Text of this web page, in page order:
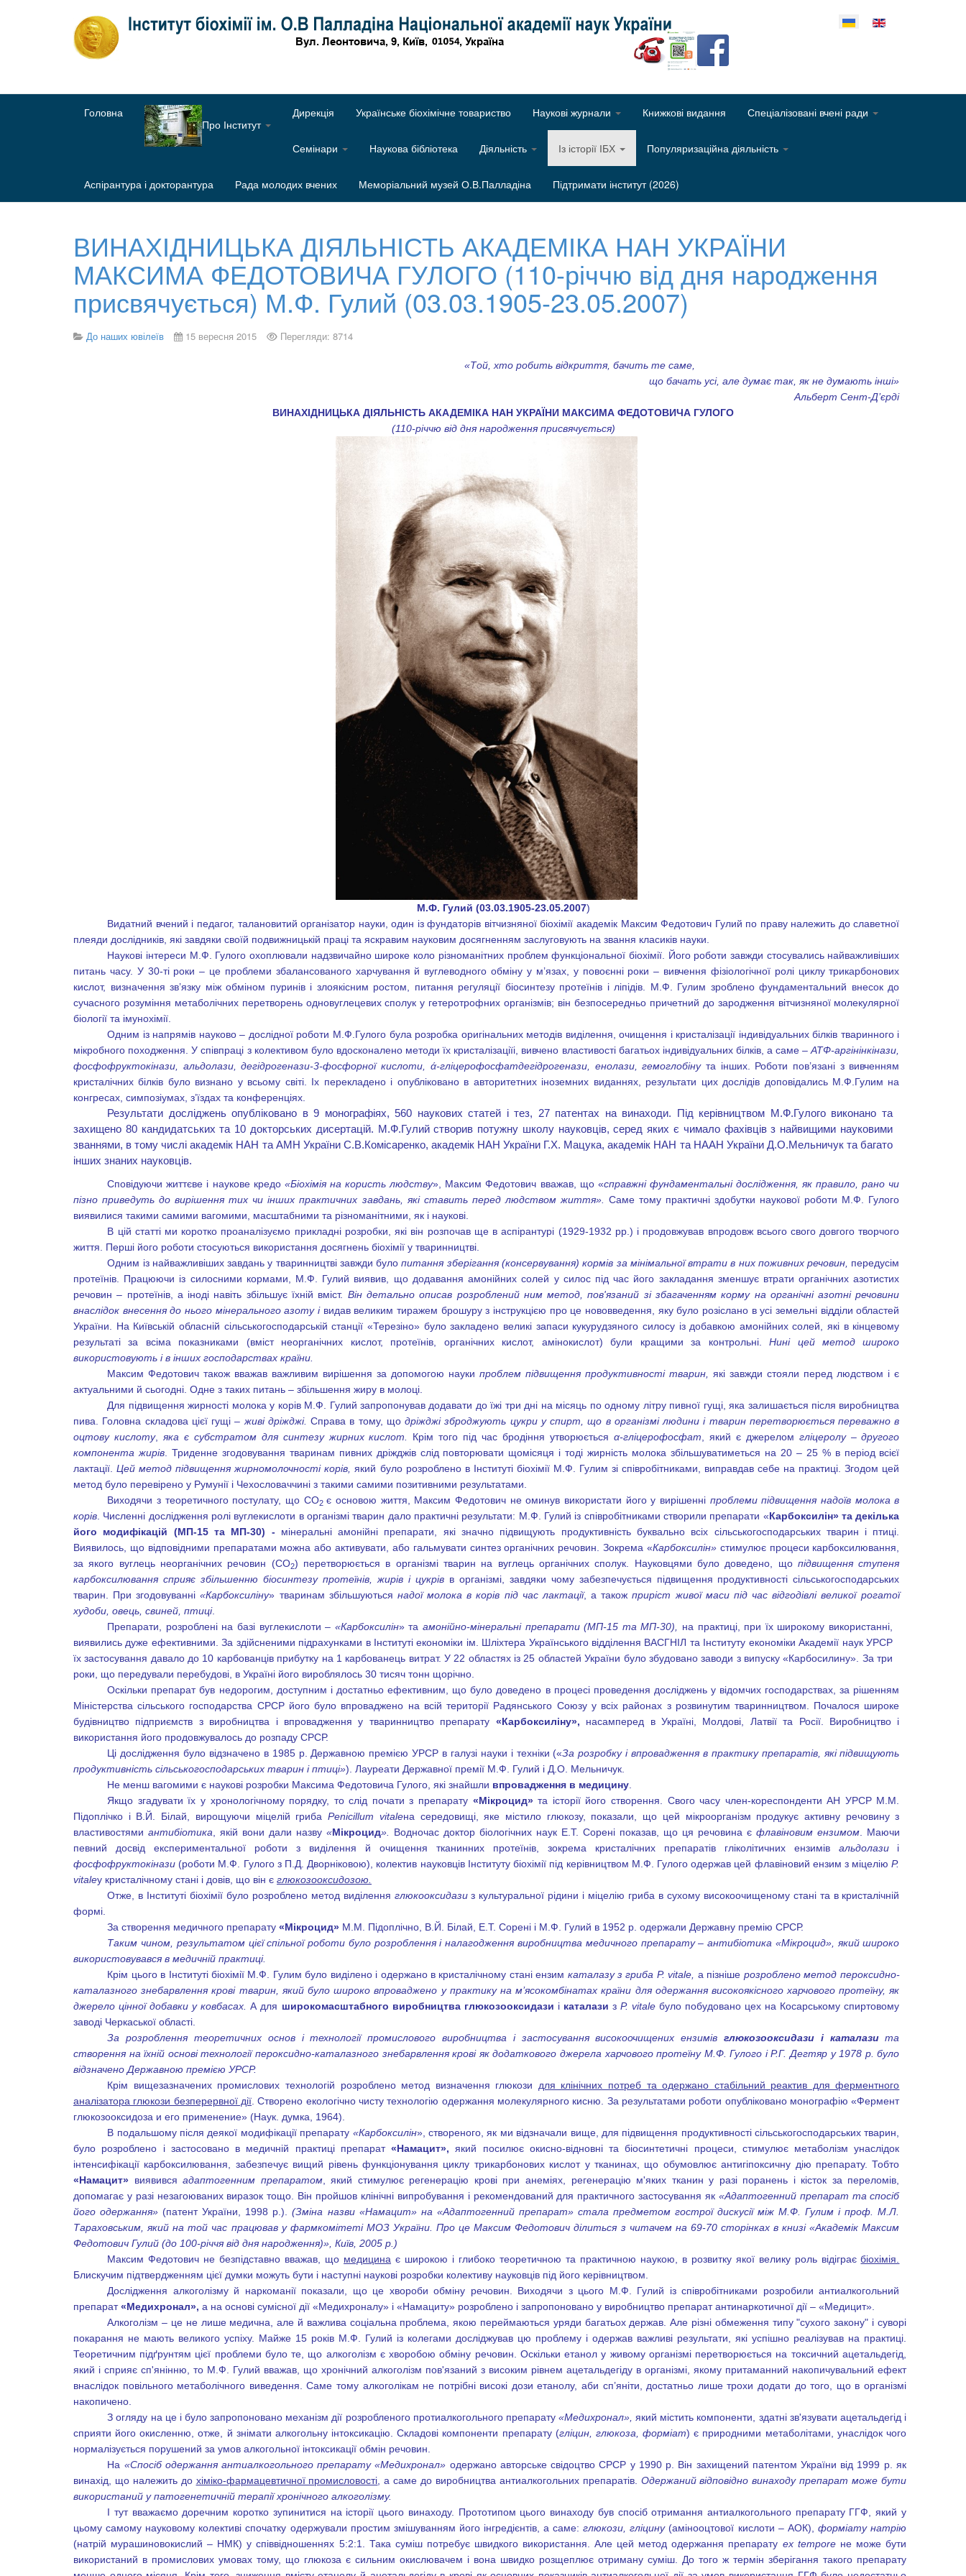
Оберіть свою мову
Головна
Про Інститут
Дирекція Українське біохімічне товариство Наукові журнали Книжкові видання Спеціалізовані вчені ради
Семінари Наукова бібліотека Діяльність Із історії ІБХ Популяризаційна діяльність
Аспірантура і докторантура Рада молодих вчених Меморіальний музей О.В.Палладіна Підтримати інститут (2026)
ВИНАХІДНИЦЬКА ДІЯЛЬНІСТЬ АКАДЕМІКА НАН УКРАЇНИ
МАКСИМА ФЕДОТОВИЧА ГУЛОГО (110-річчю від дня народження
присвячується) М.Ф. Гулий (03.03.1905-23.05.2007)
До наших ювілеїв 15 вересня 2015 Перегляди: 8714
«Той, хто робить відкриття, бачить те саме,
що бачать усі, але думає так, як не думають інші»
Альберт Сент-Д’єрді
ВИНАХІДНИЦЬКА ДІЯЛЬНІСТЬ АКАДЕМІКА НАН УКРАЇНИ МАКСИМА ФЕДОТОВИЧА ГУЛОГО
(110-річчю від дня народження присвячується)
М.Ф. Гулий (03.03.1905-23.05.2007)
Видатний вчений і педагог, талановитий організатор науки, один із фундаторів вітчизняної біохімії академік Максим Федотович Гулий по праву належить до славетної
плеяди дослідників, які завдяки своїй подвижницькій праці та яскравим науковим досягненням заслуговують на звання класиків науки.
Наукові інтереси М.Ф. Гулого охоплювали надзвичайно широке коло різноманітних проблем функціональної біохімії. Його роботи завжди стосувались найважливіших
питань часу. У 30-ті роки – це проблеми збалансованого харчування й вуглеводного обміну у м’язах, у повоєнні роки – вивчення фізіологічної ролі циклу трикарбонових
кислот, визначення зв’язку між обміном пуринів і злоякісним ростом, питання регуляції біосинтезу протеїнів і ліпідів. М.Ф. Гулим зроблено фундаментальний внесок до
сучасного розуміння метаболічних перетворень одновуглецевих сполук у гетеротрофних організмів; він безпосередньо причетний до зародження вітчизняної молекулярної
біології та імунохімії.
Одним із напрямів науково – дослідної роботи М.Ф.Гулого була розробка оригінальних методів виділення, очищення і кристалізації індивідуальних білків тваринного і
мікробного походження. У співпраці з колективом було вдосконалено методи їх кристалізаціїі, вивчено властивості багатьох індивідуальних білків, а саме –АТФ-аргінінкінази,
фосфофруктокінази, альдолази, дегідрогенази-3-фосфорної кислоти, ά-гліцерофосфатдегідрогенази, енолази, гемоглобінута інших. Роботи пов’язані з вивченням
кристалічних білків було визнано у всьому світі. Іх перекладено і опубліковано в авторитетних іноземних виданнях, результати цих дослідів доповідались М.Ф.Гулим на
конгресах, симпозіумах, з’їздах та конференціях.
Результати досліджень опубліковано в 9 монографіях, 560 наукових статей і тез, 27 патентах на винаходи. Під керівництвом М.Ф.Гулого виконано та
захищено 80 кандидатських та 10 докторських дисертацій. М.Ф.Гулий створив потужну школу науковців, серед яких є чимало фахівців з найвищими науковими
званнями, в тому числі академік НАН та АМН України С.В.Комісаренко, академік НАН України Г.Х. Мацука, академік НАН та НААН України Д.О.Мельничук та багато
інших знаних науковців.
Сповідуючи життєве і наукове кредо «Біохімія на користь людству», Максим Федотович вважав, що «справжні фундаментальні дослідження, як правило, рано чи
пізно приведуть до вирішення тих чи інших практичних завдань, які ставить перед людством життя».
Саме тому практичні здобутки наукової роботи М.Ф. Гулого
виявилися такими самими вагомими, масштабними та різноманітними, як і наукові.
В цій статті ми коротко проаналізуємо прикладні розробки, які він розпочав ще в аспірантурі (1929-1932 рр.) і продовжував впродовж всього свого довгого творчого
життя. Перші його роботи стосуються використання досягнень біохімії у тваринництві.
Одним із найважливіших завдань у тваринництві завжди булопитання зберігання (консервування) кормів за мінімальної втрати в них поживних речовин, передусім
протеїнів. Працюючи із силосними кормами, М.Ф. Гулий виявив, що додавання амонійних солей у силос під час його закладання зменшує втрати органічних азотистих
речовин – протеїнів, а іноді навіть збільшує їхній вміст. Він детально описав розроблений ним метод, пов'язаний зі збагаченням корму на органічні азотні речовини
внаслідок внесення до нього мінерального азоту івидав великим тиражем брошуру з інструкцією про це нововведення, яку було розіслано в усі земельні відділи областей
України. На Київській обласній сільськогосподарській станції «Терезіно» було закладено великі запаси кукурудзяного силосу із добавкою амонійних солей, які в кінцевому
результаті за всіма показниками (вміст неорганічних кислот, протеїнів, органічних кислот, амінокислот) були кращими за контрольні.Нині цей метод широко
використовують і в інших господарствах країни.
Максим Федотович також вважав важливим вирішення за допомогою наукипроблем підвищення продуктивності тварин,
які завжди стояли перед людством і є
актуальними й сьогодні. Одне з таких питань – збільшення жиру в молоці.
Для підвищення жирності молока у корів М.Ф. Гулий запропонував додавати до їжі три дні на місяць по одному літру пивної гущі, яка залишається після виробництва
пива. Головна складова цієї гущі – живі дріжджі. Справа в тому, щодріжджі зброджують цукри у спирт, що в організмі людини і тварин перетворюється переважно в
оцтову кислоту, яка є субстратом для синтезу жирних кислот. Крім того під час бродіння утворюється α-гліцерофосфат , який є джерелом гліцеролу – другого
компонента жирів. Триденне згодовування тваринам пивних дріжджів слід повторювати щомісяця і тоді жирність молока збільшуватиметься на 20 – 25 % в період всієї
лактації.Цей метод підвищення жирномолочності корів,який було розроблено в Інституті біохімії М.Ф. Гулим зі співробітниками, виправдав себе на практиці. Згодом цей
метод було перевірено у Румунії і Чехословаччині з такими самими позитивними результатами.
Виходячи з теоретичного постулату, що СО2є основою життя, Максим Федотович не оминув використати його у вирішенні проблеми підвищення надоїв молока в
корів . Численні дослідження ролі вуглекислоти в організмі тварин дало практичні результати: М.Ф. Гулий із співробітниками створили препарати «Карбоксилін» та декілька
його модифікацій (МП-15 та МП-30) - мінеральні амонійні препарати, які значно підвищують продуктивність буквально всіх сільськогосподарських тварин і птиці.
Виявилось, що відповідними препаратами можна або активувати, або гальмувати синтез органічних речовин.
Зокрема «Карбоксилін»стимулює процеси карбоксилювання,
за якого вуглець неорганічних речовин (СО2) перетворюється в організмі тварин на вуглець органічних сполук. Науковцями було доведено, щопідвищення ступеня
карбоксилювання сприяє збільшенню біосинтезу протеїнів, жирів і цукрівв організмі, завдяки чому забезпечується підвищення продуктивності сільськогосподарських
тварин. При згодовуванні«Карбоксиліну» тваринам збільшуються надої молока в корів під час лактації, а такожприріст живої маси під час відгодівлі великої рогатої
худоби, овець, свиней, птиці.
Препарати, розроблені на базі вуглекислоти – «Карбоксилін» та амонійно-мінеральні препарати (МП-15 та МП-30),
на практиці, при їх широкому використанні,
виявились дуже ефективними. За здійсненими підрахунками в Інституті економіки ім. Шліхтера Українського відділення ВАСГНІЛ та Інституту економіки Академії наук УРСР
їх застосування давало до 10 карбованців прибутку на 1 карбованець витрат. У22 областях із 25 областей України було збудовано заводи з випуску «Карбосилину». За три
роки, що передували перебудові, в Україні його вироблялось 30 тисяч тонн щорічно.
Оскільки препарат був недорогим, доступним і достатньо ефективним, що було доведено в процесі проведення досліджень у відомчих господарствах, за рішенням
Міністерства сільського господарства СРСР його було впроваджено на всій території Радянського Союзу у всіх районах з розвинутим тваринництвом. Почалося широке
будівництво підприємств з виробництва і впровадження у тваринництво препарату «Карбоксиліну», насамперед в Україні, Молдові, Латвії та Росії. Виробництво і
використання його продовжувалось до розпаду СРСР.
Ці дослідження було відзначено в 1985 р. Державною премією УРСР в галузі науки і техніки («За розробку і впровадження в практику препаратів, які підвищують
продуктивність сільськогосподарських тварин і птиці»). Лауреати Державної премії М.Ф. Гулий і Д.О. Мельничук.
Не менш вагомими є наукові розробки Максима Федотовича Гулого, які знайшли впровадження в медицину
Якщо згадувати їх у хронологічному порядку, то слід почати з препарату «Мікроцид»та історії його створення. Свого часу член-кореспонденти АН УРСР М.М.
Підоплічко і В.Й. Білай, вирощуючи міцелій грибаPenicillum vitaleна середовищі, яке містило глюкозу, показали, що цей мікроорганізм продукує активну речовину з
властивостями антибіотика , якій вони дали назву «Мікроцид». Водночас доктор біологічних наук Е.Т. Сорені показав, що ця речовина є флавіновим ензимом. Маючи
певний досвід експериментальної роботи з виділення й очищення тканинних протеїнів, зокрема кристалічних препаратів гліколітичних ензимів альдолазиі
фосфофруктокінази (роботи М.Ф. Гулого з П.Д. Дворніковою), колектив науковців Інституту біохімії під керівництвом М.Ф. Гулого одержав цей флавіновий ензим з міцеліюP.
vitaleу кристалічному стані і довів, що він є глюкозооксидозою.
Отже, в Інституті біохімії було розроблено метод виділення глюкооксидазиз культуральної рідини і міцелію гриба в сухому високоочищеному стані та в кристалічній
формі.
За створення медичного препарату«Мікроцид» М.М. Підоплічно, В.Й. Білай, Е.Т. Сорені і М.Ф. Гулий в 1952 р. одержали Державну премію СРСР.
Таким чином, результатом цієї спільної роботи було розроблення і налагодження виробництва медичного препарату – антибіотика «Мікроцид», який широко
використовувався в медичній практиці.
Крім цього в Інституті біохімії М.Ф. Гулим було виділено і одержано в кристалічному стані ензим каталазу з гриба Р.vitale а пізніше розроблено метод пероксидно-
каталазного знебарвлення крові тварин, який було широко впроваджено у практику на м’ясокомбінатах країни для одержання високоякісного харчового протеїну, як
джерело цінної добавки у ковбасах. А для широкомасштабного виробництва глюкозооксидази і каталази з P.vitale було побудовано цех на Косарському спиртовому
заводі Черкаської області.
За розроблення теоретичних основ і технології промислового виробництва і застосування високоочищених ензимівглюкозооксидази і каталазита
створення на їхній основі технології пероксидно-каталазного знебарвлення крові як додаткового джерела харчового протеїну М.Ф. Гулого і Р.Г. Дегтяр у 1978 р. було
відзначено Державною премією УРСР.
Крім вищезазначених промислових технологій розроблено метод визначення глюкози для клінічних потреб та одержано стабільний реактив для ферментного
аналізатора глюкози безперервної дії . Створено екологічно чисту технологію одержання молекулярного кисню. За результатами роботи опубліковано монографію «Фермент
глюкозооксидоза и его применение» (Наук. думка, 1964).
В подальшому після деякої модифікації препарату «Карбоксилін», створеного, як ми відзначали вище, для підвищення продуктивності сільськогосподарських тварин,
було розроблено і застосовано в медичній практиці препарат«Намацит»,який посилює окисно-відновні та біосинтетичні процеси, стимулює метаболізм унаслідок
інтенсифікації карбоксилювання, забезпечує вищий рівень функціонування циклу трикарбонових кислот у тканинах, що обумовлює антигіпоксичну дію препарату. Тобто
«Намацит» виявивсяадаптогенним препаратом, який стимулює регенерацію крові при анеміях, регенерацію м'яких тканин у разі поранень і кісток за переломів,
допомагає у разі незагоюваних виразок тощо. Він пройшов клінічні випробування і рекомендований для практичного застосування як «Адаптогенний препарат та спосіб
його одержання» (патент України, 1998 р.).(Зміна назви «Намацит» на «Адаптогенний препарат» стала предметом гострої дискусії між М.Ф. Гулим і проф. М.Л.
Тараховським, який на той час працював у фармкомітеті МОЗ України. Про це Максим Федотович ділиться з читачем на 69-70 сторінках в книзі «Академік Максим
Федотович Гулий (до 100-річчя від дня народження)», Київ, 2005 р.)
Максим Федотович не безпідставно вважав, що медицина є широкою і глибоко теоретичною та практичною наукою, в розвитку якої велику роль відіграєбіохімія.
Блискучим підтвердженням цієї думки можуть бути і наступні наукові розробки колективу науковців під його керівництвом.
Дослідження алкоголізму й наркоманії показали, що це хвороби обміну речовин. Виходячи з цього М.Ф. Гулий із співробітниками розробили антиалкогольний
препарат«Медихронал», а на основі сумісної дії «Медихроналу» і «Намациту» розроблено і запропоновано у виробництво препарат антинаркотичної дії – «Медицит».
Алкоголізм – це не лише медична, але й важлива соціальна проблема, якою переймаються уряди багатьох держав. Але різні обмеження типу "сухого закону" і суворі
покарання не мають великого успіху. Майже 15 років М.Ф. Гулий із колегами досліджував цю проблему і одержав важливі результати, які успішно реалізував на практиці.
Теоретичним підґрунтям цієї проблеми було те, що алкоголізм є хворобою обміну речовин. Оскільки етанол у живому організмі перетворюється на токсичний ацетальдегід,
який і сприяє сп'янінню, то М.Ф. Гулий вважав, що хронічний алкоголізм пов'язаний з високим рівнем ацетальдегіду в організмі, якому притаманний накопичувальний ефект
внаслідок повільного метаболічного виведення. Саме тому алкоголікам не потрібні високі дози етанолу, аби сп’яніти, достатньо лише трохи додати до того, що в організмі
накопичено.
З огляду на це і було запропоновано механізм дії розробленого протиалкогольного препарату «Медихронал», який містить компоненти, здатні зв'язувати ацетальдегід і
сприяти його окисленню, отже, й знімати алкогольну інтоксикацію. Складові компоненти препарату (гліцин, глюкоза, форміат) є природними метаболітами, унаслідок чого
нормалізується порушений за умов алкогольної інтоксикації обмін речовин.
На «Спосіб одержання антиалкогольного препарату «Медихронал» одержано авторське свідоцтво СРСР у 1990 р. Він захищений патентом України від 1999 р. як
винахід, що належить до хіміко-фармацевтичної промисловості , а саме до виробництва антиалкогольних препаратів. Одержаний відповідно винаходу препарат може бути
використаний у патогенетичній терапії хронічного алкоголізму.
І тут вважаємо доречним коротко зупинитися на історії цього винаходу. Прототипом цього винаходу був спосіб отримання антиалкогольного препарату ГГФ, який у
цьому самому науковому колективі спочатку одержували простим змішуванням його інгредієнтів, а саме:глюкози, гліцину(амінооцтової кислоти – АОК), форміату натрію
(натрій мурашиновокислий – НМК) у співвідношеннях 5:2:1. Така суміш потребує швидкого використання. Але цей метод одержання препарату ex temporeне може бути
використаний в промислових умовах тому, що глюкоза є сильним окислювачем і вона швидко розщеплює отриману суміш. До того ж термін зберігання такого препарату